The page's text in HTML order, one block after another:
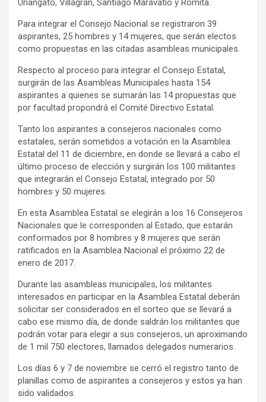
Uriangato, Villagrán, Santiago Maravatío y Romita.
Para integrar el Consejo Nacional se registraron 39
aspirantes, 25 hombres y 14 mujeres, que serán electos
como propuestas en las citadas asambleas municipales.
Respecto al proceso para integrar el Consejo Estatal,
surgirán de las Asambleas Municipales hasta 154
aspirantes a quienes se sumarán las 14 propuestas que
por facultad propondrá el Comité Directivo Estatal.
Tanto los aspirantes a consejeros nacionales como
estatales, serán sometidos a votación en la Asamblea
Estatal del 11 de diciembre, en donde se llevará a cabo el
último proceso de elección y surgirán los 100 militantes
que integrarán el Consejo Estatal, integrado por 50
hombres y 50 mujeres.
En esta Asamblea Estatal se elegirán a los 16 Consejeros
Nacionales que le corresponden al Estado, que estarán
conformados por 8 hombres y 8 mujeres que serán
ratificados en la Asamblea Nacional el próximo 22 de
enero de 2017.
Durante las asambleas municipales, los militantes
interesados en participar en la Asamblea Estatal deberán
solicitar ser considerados en el sorteo que se llevará a
cabo ese mismo día, de donde saldrán los militantes que
podrán votar para elegir a sus consejeros, un aproximando
de 1 mil 750 electores, llamados delegados numerarios.
Los días 6 y 7 de noviembre se cerró el registro tanto de
planillas como de aspirantes a consejeros y estos ya han
sido validados.